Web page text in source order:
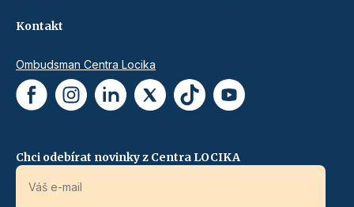
Kontakt
Ombudsman Centra Locika
Chci odebírat novinky z Centra LOCIKA